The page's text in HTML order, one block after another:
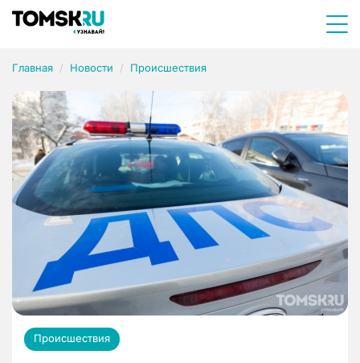
Главная Новости Происшествия
Происшествия